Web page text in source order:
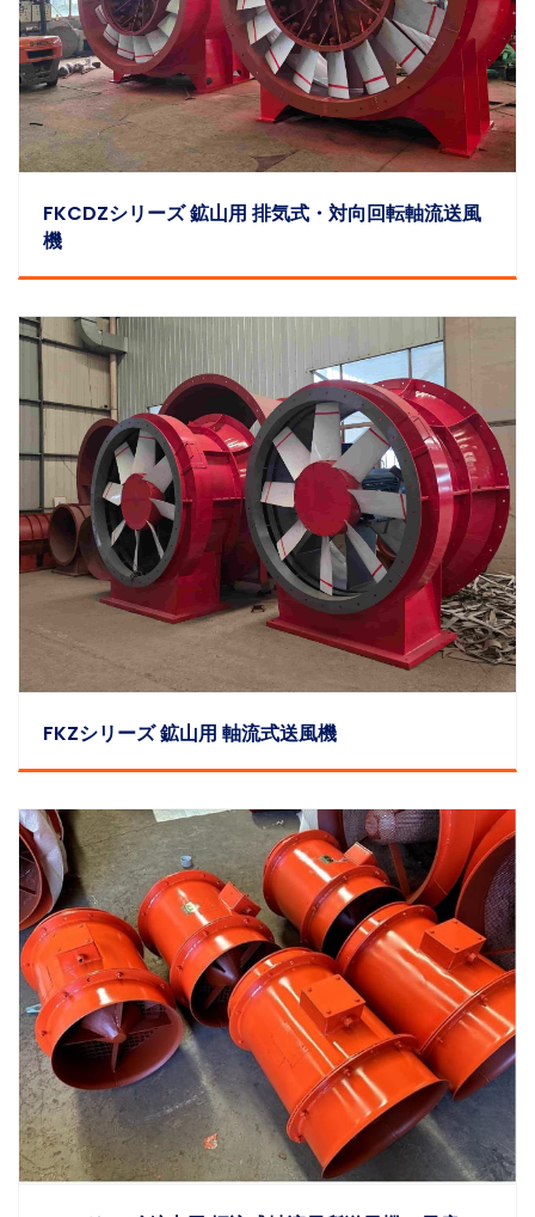
FKCDZシリーズ 鉱山用 排気式・対向回転軸流送風
機
FKZシリーズ 鉱山用 軸流式送風機